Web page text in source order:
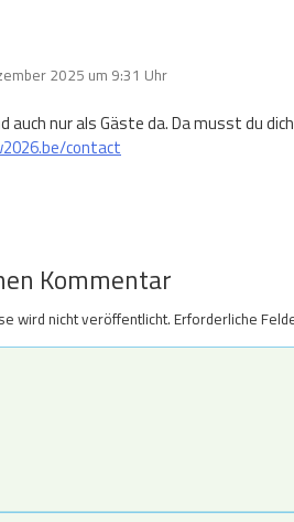
2025 um 9:31 Uhr
auch nur als Gäste da. Da musst du
contact
Kommentar
wird nicht veröffentlicht. Erforderliche